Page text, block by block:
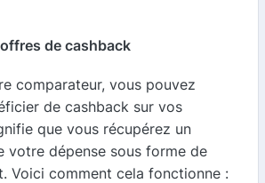
de cashback
comparateur, vous pouvez
de cashback sur vos
que vous récupérez un
votre dépense sous forme de
Voici comment cela fonctionne :